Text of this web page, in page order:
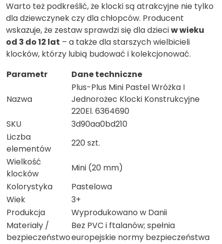
Warto też podkreślić, że klocki są atrakcyjne nie tylko
dla dziewczynek czy dla chłopców. Producent
wskazuje, że zestaw sprawdzi się dla dzieciw wieku
od 3 do 12 lat – a także dla starszych wielbicieli
klocków, którzy lubią budować i kolekcjonować.
Parametr
Dane techniczne
Nazwa
Plus-Plus Mini Pastel Wróżka I
Jednorożec Klocki Konstrukcyjne
220El. 6364690
SKU
3d90aa0bd210
Liczba
elementów
220 szt.
Wielkość
klocków
Mini (20 mm)
Kolorystyka
Pastelowa
Wiek
3+
Produkcja
Wyprodukowano w Danii
Materiały /
bezpieczeństwo
Bez PVC i ftalanów; spełnia
europejskie normy bezpieczeństwa